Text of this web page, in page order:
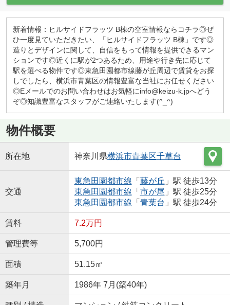
新着情報：ヒルサイドフラッツ B棟の空室情報ならコチラ◎ぜ
ひ一度見ていただきたい、「ヒルサイドフラッツ B棟」です◎
造りとデザインに関して、自信をもって情報を提供できるマン
ションです◎近くに駅が2つあるため、用途や行き先に応じて
駅を選べる物件です◎東急田園都市線藤が丘周辺で賃貸をお探
しでしたら、横浜市青葉区の情報豊富な当社にお任せください
◎Eメールでのお問い合わせはお気軽にinfo@keizu-k.jpへどう
ぞ◎知識豊富なスタッフがご連絡いたします(^_^)
物件概要
所在地 神奈川県横浜市青葉区千草台
交通
東急田園都市線 「 藤が丘 」駅 徒歩13分
東急田園都市線 「 市が尾 」駅 徒歩25分
東急田園都市線 「 青葉台 」駅 徒歩24分
賃料 7.2万円
管理費等 5,700円
面積 51.15㎡
築年月 1986年 7月(築40年)